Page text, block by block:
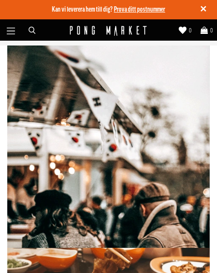
✕
Kan vi leverera hem till dig? Prova ditt postnummer
0
0